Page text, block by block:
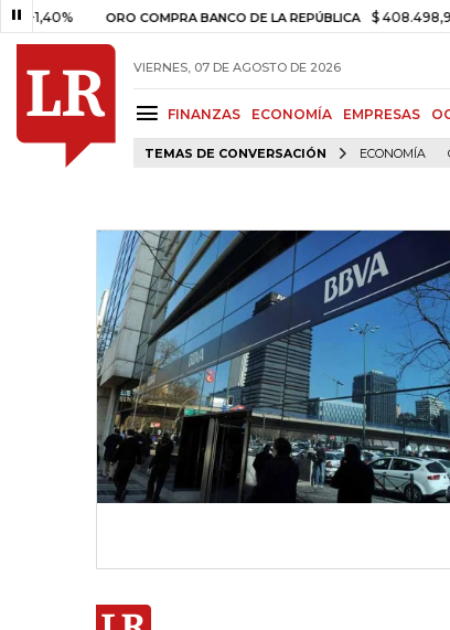
ORO COMPRA BANCO DE LA REPÚBLICA $ 408.498,97 +$
VIERNES, 07 DE AGOSTO DE 2026
FINANZAS ECONOMÍA EMPRESAS
TEMAS DE CONVERSACIÓN ECONOMÍA